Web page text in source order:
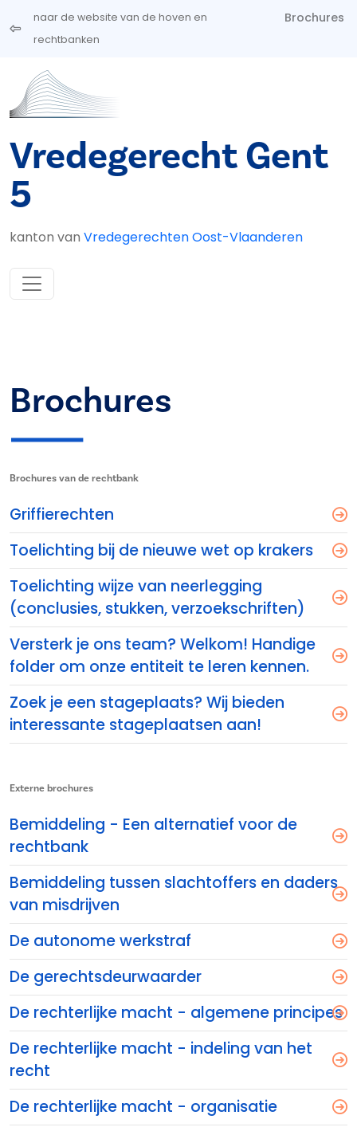
Overslaan en naar de inhoud gaan
naar de website van de hoven en
rechtbanken
Brochures
Vredegerecht Gent
5
kanton van Vredegerechten Oost-Vlaanderen
Brochures
Brochures van de rechtbank
Griffierechten
Toelichting bij de nieuwe wet op krakers
Toelichting wijze van neerlegging
(conclusies, stukken, verzoekschriften)
Versterk je ons team? Welkom! Handige
folder om onze entiteit te leren kennen.
Zoek je een stageplaats? Wij bieden
interessante stageplaatsen aan!
Externe brochures
Bemiddeling - Een alternatief voor de
rechtbank
Bemiddeling tussen slachtoffers en daders
van misdrijven
De autonome werkstraf
De gerechtsdeurwaarder
De rechterlijke macht - algemene principes
De rechterlijke macht - indeling van het
recht
De rechterlijke macht - organisatie